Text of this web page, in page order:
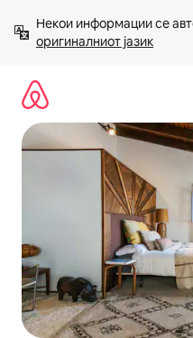
содржина
Некои информации се
оригиналниот јазик